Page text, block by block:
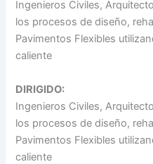
Ingenieros Civiles,
los procesos de diseño,
Pavimentos Flexibles
caliente
DIRIGIDO:
Ingenieros Civiles,
los procesos de diseño,
Pavimentos Flexibles
caliente